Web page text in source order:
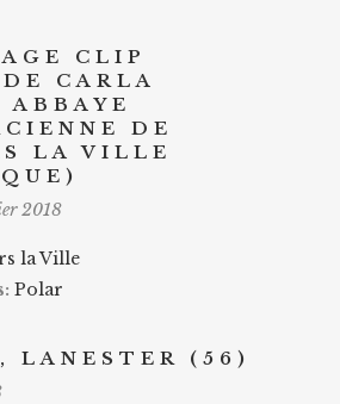
CLIP
CARLA
ABBAYE
DE
LA VILLE
2018
la Ville
Polar
LANESTER (56)